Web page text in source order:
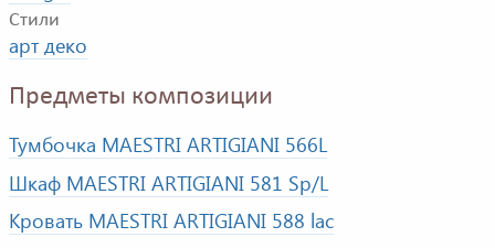
Стили
арт деко
Предметы композиции
Тумбочка MAESTRI ARTIGIANI 566L
Шкаф MAESTRI ARTIGIANI 581 Sp/L
Кровать MAESTRI ARTIGIANI 588 lac